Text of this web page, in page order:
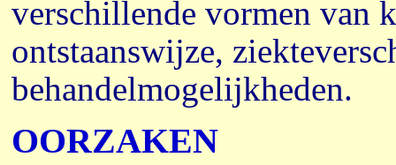
verschillende vormen van
ontstaanswijze,
behandelmogelijkheden.
OORZAKEN